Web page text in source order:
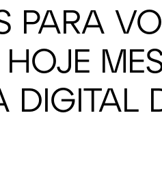
PARA
DIGITAL